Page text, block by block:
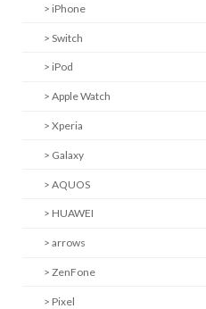
> iPhone
> Switch
> iPod
> Apple Watch
> Xperia
> Galaxy
> AQUOS
> HUAWEI
> arrows
> ZenFone
> Pixel